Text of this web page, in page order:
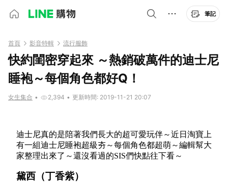
筆記
首頁 影音特輯 流行服飾
快約閨密穿起來 ～熱銷破萬件的迪士尼
睡袍～每個角色都好Q！
女生集合 • 2,394 • 更新時間: 2019-11-21 20:07
迪士尼真的是陪著我們長大的超可愛玩伴～近日淘寶上
有一組迪士尼睡袍超級夯～每個角色都超萌～編輯幫大
家整理出來了～還沒看過的SIS們快點往下看～
黛西（丁香紫）